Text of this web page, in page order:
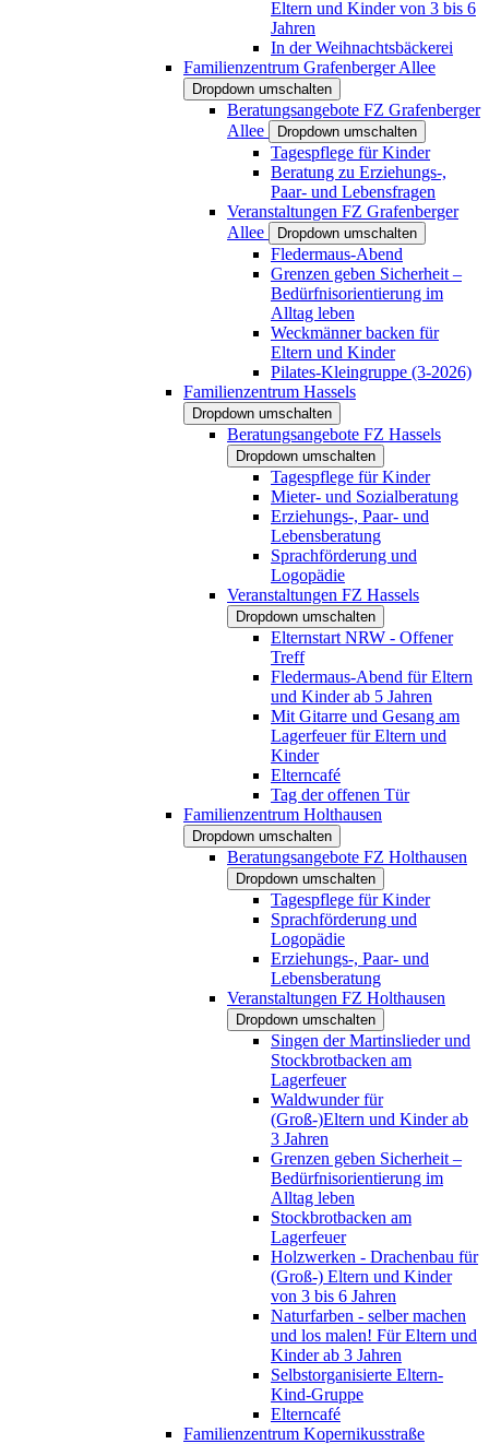
Eltern und Kinder von 3 bis 6
Jahren
In der Weihnachtsbäckerei
Familienzentrum Grafenberger Allee
Dropdown umschalten
Beratungsangebote FZ Grafenberger
Allee
Dropdown umschalten
Tagespflege für Kinder
Beratung zu Erziehungs-,
Paar- und Lebensfragen
Veranstaltungen FZ Grafenberger
Allee
Dropdown umschalten
Fledermaus-Abend
Grenzen geben Sicherheit –
Bedürfnisorientierung im
Alltag leben
Weckmänner backen für
Eltern und Kinder
Pilates-Kleingruppe (3-2026)
Familienzentrum Hassels
Dropdown umschalten
Beratungsangebote FZ Hassels
Dropdown umschalten
Tagespflege für Kinder
Mieter- und Sozialberatung
Erziehungs-, Paar- und
Lebensberatung
Sprachförderung und
Logopädie
Veranstaltungen FZ Hassels
Dropdown umschalten
Elternstart NRW - Offener
Treff
Fledermaus-Abend für Eltern
und Kinder ab 5 Jahren
Mit Gitarre und Gesang am
Lagerfeuer für Eltern und
Kinder
Elterncafé
Tag der offenen Tür
Familienzentrum Holthausen
Dropdown umschalten
Beratungsangebote FZ Holthausen
Dropdown umschalten
Tagespflege für Kinder
Sprachförderung und
Logopädie
Erziehungs-, Paar- und
Lebensberatung
Veranstaltungen FZ Holthausen
Dropdown umschalten
Singen der Martinslieder und
Stockbrotbacken am
Lagerfeuer
Waldwunder für
(Groß-)Eltern und Kinder ab
3 Jahren
Grenzen geben Sicherheit –
Bedürfnisorientierung im
Alltag leben
Stockbrotbacken am
Lagerfeuer
Holzwerken - Drachenbau für
(Groß-) Eltern und Kinder
von 3 bis 6 Jahren
Naturfarben - selber machen
und los malen! Für Eltern und
Kinder ab 3 Jahren
Selbstorganisierte Eltern-
Kind-Gruppe
Elterncafé
Familienzentrum Kopernikusstraße